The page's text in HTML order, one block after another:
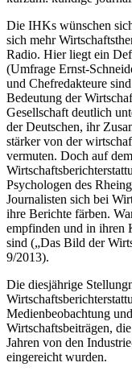
Die IHKs wünschen
sich mehr
Radio. Hier liegt ein
(Umfrage Ernst-
und Chefredakteure
Bedeutung der
Gesellschaft deutlich
der Deutschen, ihr
stärker von der
vermuten. Doch auf
Psychologen des
Journalisten sich bei
ihre Berichte färben.
empfinden und in ihren
sind („Das Bild der
9/2013).
Die diesjährige
Medienbeobachtung
Wirtschaftsbeiträgen,
Jahren von den
eingereicht wurden.